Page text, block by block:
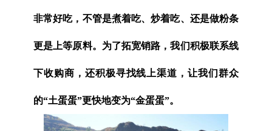
非常好吃，不管是煮着吃、炒着吃、还是做粉条
更是上等原料。为了拓宽销路，我们积极联系线
下收购商，还积极寻找线上渠道，让我们群众
的“土蛋蛋”更快地变为“金蛋蛋”。